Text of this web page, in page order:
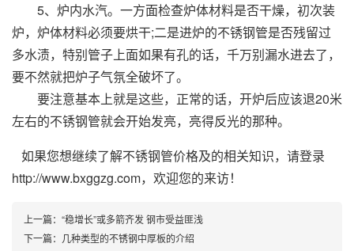
5、炉内水汽。一方面检查炉体材料是否干燥，初次装
炉，炉体材料必须要烘干;二是进炉的不锈钢管是否残留过
多水渍，特别管子上面如果有孔的话，千万别漏水进去了，
要不然就把炉子气氛全破坏了。
要注意基本上就是这些，正常的话，开炉后应该退20米
左右的不锈钢管就会开始发亮，亮得反光的那种。
如果您想继续了解不锈钢管价格及的相关知识，请登录
http://www.bxggzg.com，欢迎您的来访！
上一篇： “稳增长”或多箭齐发 钢市受益匪浅
下一篇： 几种类型的不锈钢中厚板的介绍